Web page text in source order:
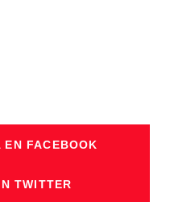
EN FACEBOOK
TWITTER